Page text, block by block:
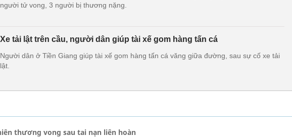
người tử vong, 3 người bị thương nặng.
Xe tải lật trên cầu, người dân giúp tài xế gom hàng tấn cá
Người dân ở Tiền Giang giúp tài xế gom hàng tấn cá văng giữa đường, sau sự cố xe tải
lật.
thương vong sau tai nạn liên hoàn